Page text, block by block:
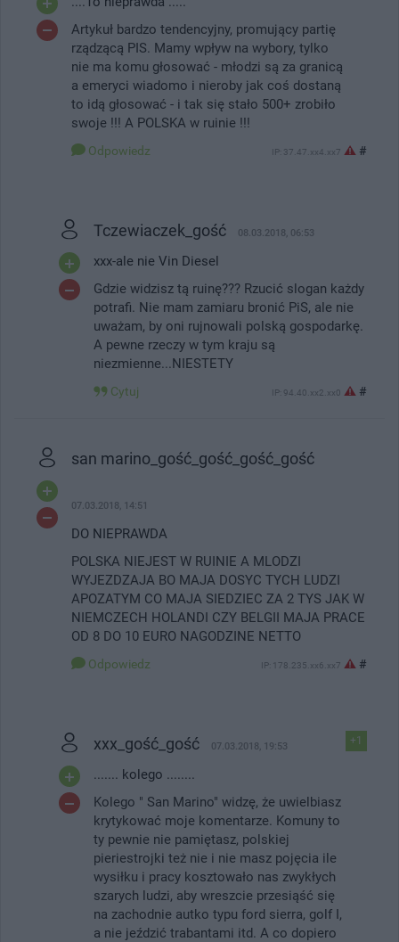
Artykuł bardzo tendencyjny, promujący partię
rządzącą PIS. Mamy wpływ na wybory, tylko
nie ma komu głosować - młodzi są za granicą
a emeryci wiadomo i nieroby jak coś dostaną
to idą głosować - i tak się stało 500+ zrobiło
swoje !!! A POLSKA w ruinie !!!
Odpowiedz IP: 37.47.xx4.xx7 #
Tczewiaczek_gość 08.03.2018, 06:53
xxx-ale nie Vin Diesel
Gdzie widzisz tą ruinę??? Rzucić slogan każdy
potrafi. Nie mam zamiaru bronić PiS, ale nie
uważam, by oni rujnowali polską gospodarkę.
A pewne rzeczy w tym kraju są
niezmienne...NIESTETY
Cytuj IP: 94.40.xx2.xx0 #
san marino_gość_gość_gość_gość
07.03.2018, 14:51
DO NIEPRAWDA
POLSKA NIEJEST W RUINIE A MLODZI
WYJEZDZAJA BO MAJA DOSYC TYCH LUDZI
APOZATYM CO MAJA SIEDZIEC ZA 2 TYS JAK W
NIEMCZECH HOLANDI CZY BELGII MAJA PRACE
OD 8 DO 10 EURO NAGODZINE NETTO
Odpowiedz IP: 178.235.xx6.xx7 #
+1
xxx_gość_gość 07.03.2018, 19:53
....... kolego ........
Kolego " San Marino" widzę, że uwielbiasz
krytykować moje komentarze. Komuny to
ty pewnie nie pamiętasz, polskiej
pieriestrojki też nie i nie masz pojęcia ile
wysiłku i pracy kosztowało nas zwykłych
szarych ludzi, aby wreszcie przesiąść się
na zachodnie autko typu ford sierra, golf I,
a nie jeździć trabantami itd. A co dopiero